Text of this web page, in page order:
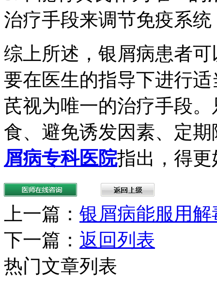
治疗手段来调节免疫系
综上所述，银屑病患者
要在医生的指导下进行
芪视为唯一的治疗手段
食、避免诱发因素、定
屑病专科医院指出，得
上一篇： 银屑病能服用解
下一篇： 返回列表
热门文章列表